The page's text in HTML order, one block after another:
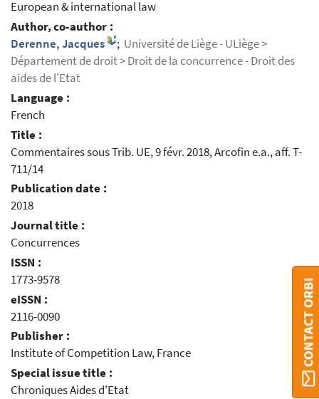
European & international law
Author, co-author :
Derenne, Jacques
; Université de Liège - ULiège >
Département de droit > Droit de la concurrence - Droit des
aides de l'Etat
Language :
French
Title :
Commentaires sous Trib. UE, 9 févr. 2018, Arcofin e.a., aff. T-
711/14
Publication date :
2018
Journal title :
Concurrences
ISSN :
1773-9578
eISSN :
2116-0090
Publisher :
Institute of Competition Law, France
Special issue title :
Chroniques Aides d'Etat
CONTACT ORBI